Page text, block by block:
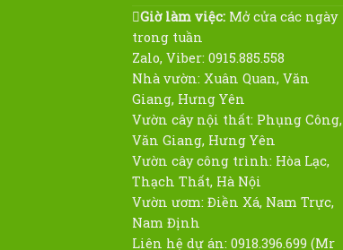
Giờ làm việc: Mở cửa các ngày
trong tuần
Zalo, Viber: 0915.885.558
Nhà vườn: Xuân Quan, Văn
Giang, Hưng Yên
Vườn cây nội thất: Phụng Công,
Văn Giang, Hưng Yên
Vườn cây công trình: Hòa Lạc,
Thạch Thất, Hà Nội
Vườn ươm: Điền Xá, Nam Trực,
Nam Định
Liên hệ dự án: 0918.396.699 (Mr